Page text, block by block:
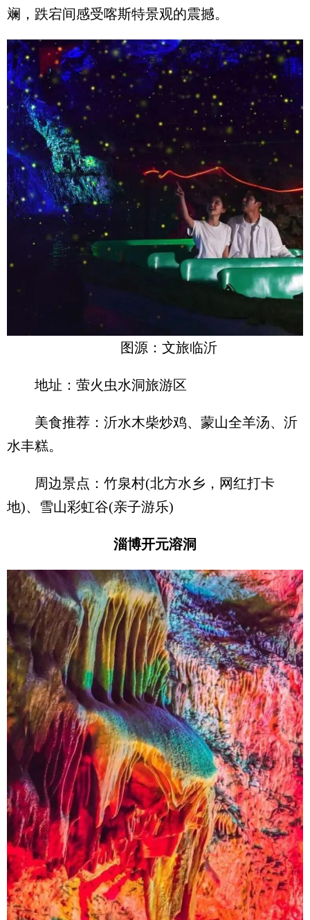
斓，跌宕间感受喀斯特景观的震撼。
图源：文旅临沂
地址：萤火虫水洞旅游区
美食推荐：沂水木柴炒鸡、蒙山全羊汤、沂
水丰糕。
周边景点：竹泉村(北方水乡，网红打卡
地)、雪山彩虹谷(亲子游乐)
淄博开元溶洞